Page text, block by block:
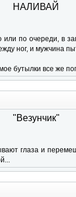
НАЛИВАЙ
по очереди, в
ног, и мужчина
бутылки все же
"Везунчик"
глаза и